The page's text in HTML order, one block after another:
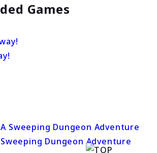
Games
Dungeon Adventure